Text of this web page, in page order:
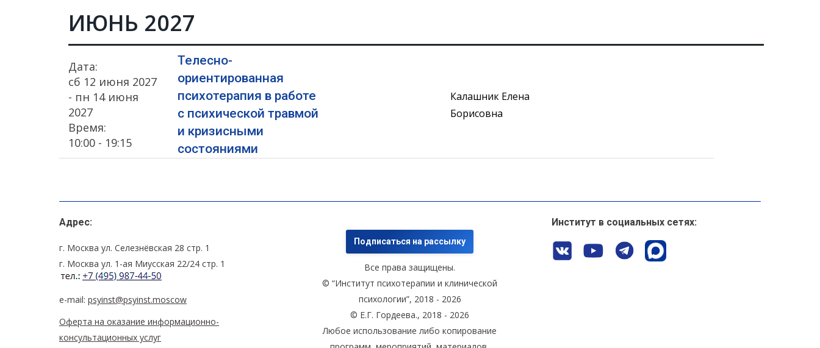
ИЮНЬ 2027
Дата:
сб 12 июня 2027
- пн 14 июня
2027
Время:
10:00 - 19:15
Телесно-
ориентированная
психотерапия в работе
с психической травмой
и кризисными
состояниями
Калашник Елена
Борисовна
Адрес:
г. Москва ул. Селезнёвская 28 стр. 1
г. Москва ул. 1-ая Миусская 22/24 стр. 1
e-mail: psyinst@psyinst.moscow
Оферта на оказание информационно-
консультационных услуг
Подписаться на рассылку
Все права защищены.
© “Институт психотерапии и клинической
психологии”, 2018 - 2026
© Е.Г. Гордеева., 2018 - 2026
Любое использование либо копирование
Институт в социальных сетях: